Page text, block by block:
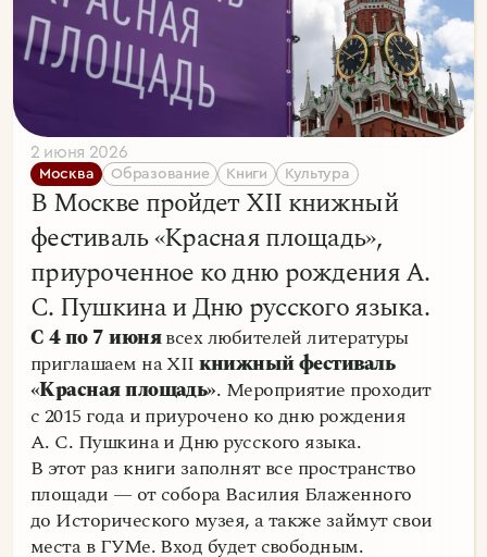
2 июня 2026
Москва Образование Книги Культура
В Москве пройдет XII книжный
фестиваль «Красная площадь»,
приуроченное ко дню рождения А.
С. Пушкина и Дню русского языка.
С 4 по 7 июнявсех любителей литературы
приглашаем на XIIкнижный фестиваль
«Красная площадь». Мероприятие проходит
с 2015 года и приурочено ко дню рождения
А. С. Пушкина и Дню русского языка.
В этот раз книги заполнят все пространство
площади — от собора Василия Блаженного
до Исторического музея, а также займут свои
места в ГУМе. Вход будет свободным.